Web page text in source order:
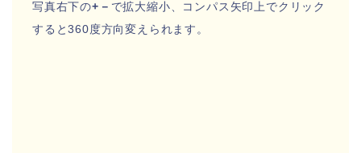
写真右下の+－ で拡大縮小、コンパス矢印上でクリック
すると360度方向変えられます。